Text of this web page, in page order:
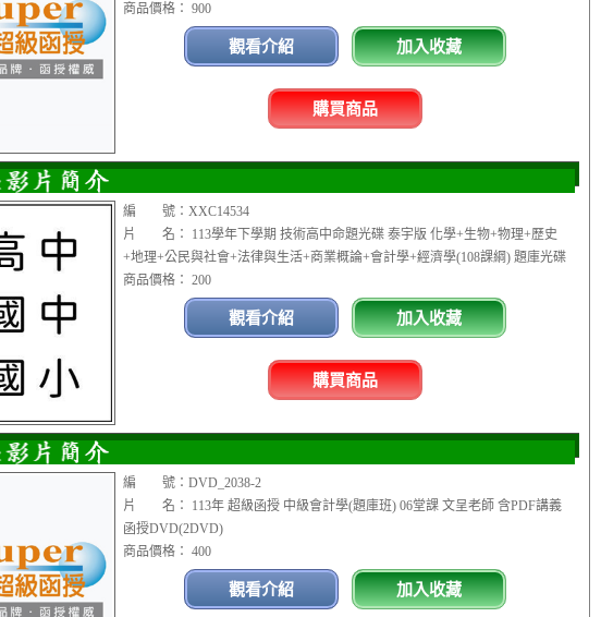
商品價格： 900
觀看介紹 加入收藏
購買商品
編 號：XXC14534
片 名： 113學年下學期 技術高中命題光碟 泰宇版 化學+生物+物理+歷史
+地理+公民與社會+法律與生活+商業概論+會計學+經濟學(108課綱) 題庫光碟
商品價格： 200
觀看介紹 加入收藏
購買商品
編 號：DVD_2038-2
片 名： 113年 超級函授 中級會計學(題庫班) 06堂課 文呈老師 含PDF講義
函授DVD(2DVD)
商品價格： 400
觀看介紹 加入收藏